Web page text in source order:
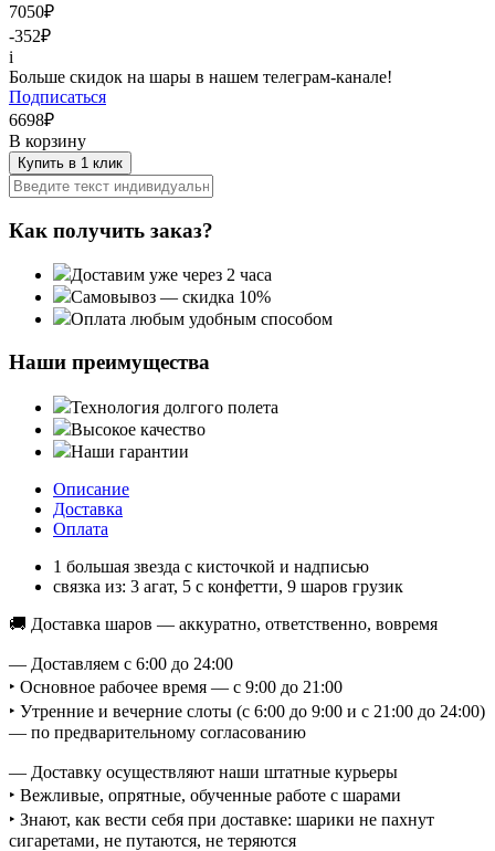
7050₽
-352₽
i
Больше скидок на шары в нашем телеграм-канале!
Подписаться
6698₽
В корзину
Купить в 1 клик
Как получить заказ?
Доставим уже через 2 часа
Самовывоз — скидка 10%
Оплата любым удобным способом
Наши преимущества
Технология долгого полета
Высокое качество
Наши гарантии
Описание
Доставка
Оплата
1 большая звезда с кисточкой и надписью
связка из: 3 агат, 5 с конфетти, 9 шаров грузик
🚚 Доставка шаров — аккуратно, ответственно, вовремя
— Доставляем с 6:00 до 24:00
‣ Основное рабочее время — с 9:00 до 21:00
‣ Утренние и вечерние слоты (с 6:00 до 9:00 и с 21:00 до 24:00)
— по предварительному согласованию
— Доставку осуществляют наши штатные курьеры
‣ Вежливые, опрятные, обученные работе с шарами
‣ Знают, как вести себя при доставке: шарики не пахнут
сигаретами, не путаются, не теряются